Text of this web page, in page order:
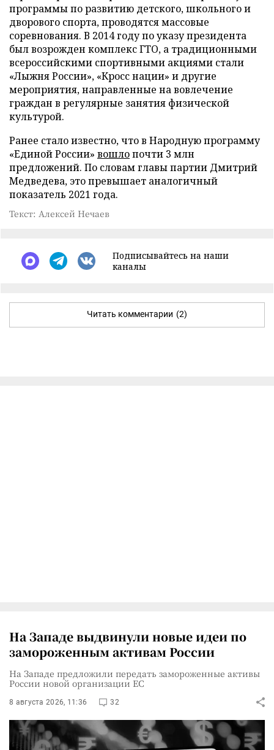
программы по развитию детского, школьного и
дворового спорта, проводятся массовые
соревнования. В 2014 году по указу президента
был возрожден комплекс ГТО, а традиционными
всероссийскими спортивными акциями стали
«Лыжня России», «Кросс нации» и другие
мероприятия, направленные на вовлечение
граждан в регулярные занятия физической
культурой.
Ранее стало известно, что в Народную программу
«Единой России» вошлопочти 3 млн
предложений. По словам главы партии Дмитрий
Медведева, это превышает аналогичный
показатель 2021 года.
Текст: Алексей Нечаев
Подписывайтесь на наши
каналы
Читать комментарии (2)
На Западе выдвинули новые идеи по
замороженным активам России
На Западе предложили передать замороженные активы
России новой организации ЕС
8 августа 2026, 11:36 32